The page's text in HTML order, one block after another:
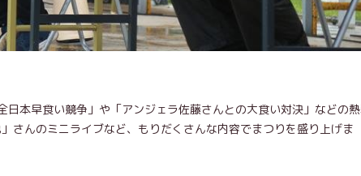
本早食い競争」や「アンジェラ佐藤さんとの大食い対決」などの
んのミニライブなど、もりだくさんな内容でまつりを盛り上げま